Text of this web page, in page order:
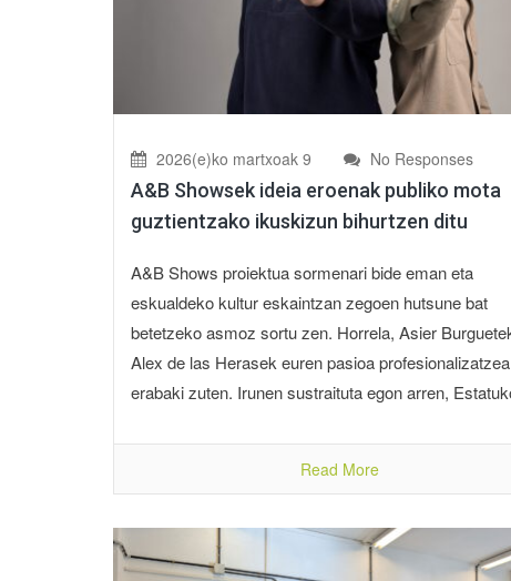
2026(e)ko martxoak 9 No Responses
A&B Showsek ideia eroenak publiko mota
guztientzako ikuskizun bihurtzen ditu
A&B Shows proiektua sormenari bide eman eta
eskualdeko kultur eskaintzan zegoen hutsune bat
betetzeko asmoz sortu zen. Horrela, Asier
Alex de las Herasek euren pasioa profesionalizatzea
erabaki zuten. Irunen sustraituta egon arren,
Read More